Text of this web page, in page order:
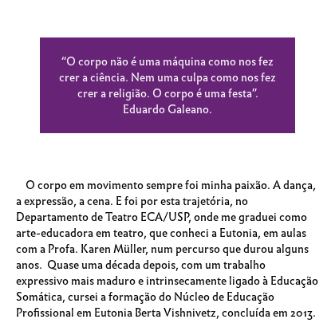
“O corpo não é uma máquina como nos fez
crer a ciência. Nem uma culpa como nos fez
crer a religião. O corpo é uma festa”.
Eduardo Galeano.
O corpo em movimento sempre foi minha paixão. A dança,
a expressão, a cena. E foi por esta trajetória, no
Departamento de TeatroECA/USP, onde me graduei como
arte-educadora em teatro, que conheci a Eutonia, em aulas
com a Profa. Karen Müller, num percurso que durou alguns
anos. Quase uma década depois, com um trabalho
expressivo mais maduro e intrinsecamente ligado à Educação
Somática, cursei a formação do Núcleo de Educação
Profissional em Eutonia Berta Vishnivetz, concluída em 2013.